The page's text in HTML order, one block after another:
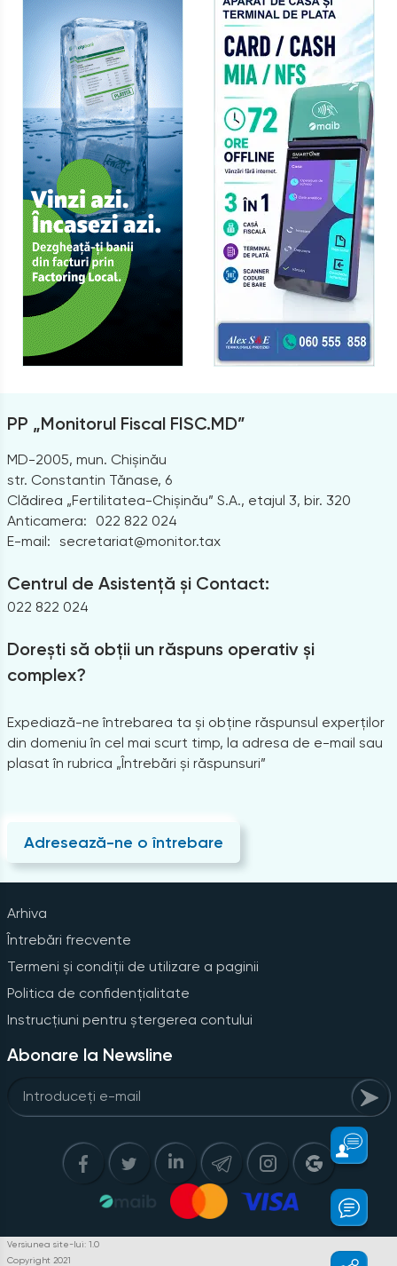
PP „Monitorul Fiscal FISC.MD”
MD-2005, mun. Chișinău
str. Constantin Tănase, 6
Clădirea „Fertilitatea-Chișinău” S.A., etajul 3, bir. 320
Anticamera:
022 822 024
E-mail: secretariat@monitor.tax
Centrul de Asistență și Contact:
022 822 024
Dorești să obții un răspuns operativ și
complex?
Expediază-ne întrebarea ta și obține răspunsul experților
din domeniu în cel mai scurt timp, la adresa de e-mail sau
plasat în rubrica „Întrebări și răspunsuri”
Adresează-ne o întrebare
Arhiva
Întrebări frecvente
Termeni și condiții de utilizare a paginii
Politica de confidențialitate
Instrucțiuni pentru ștergerea contului
Abonare la Newsline
Versiunea site-lui: 1.0
Copyright 2021